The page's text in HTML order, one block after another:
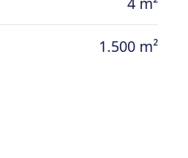
1.500 m²